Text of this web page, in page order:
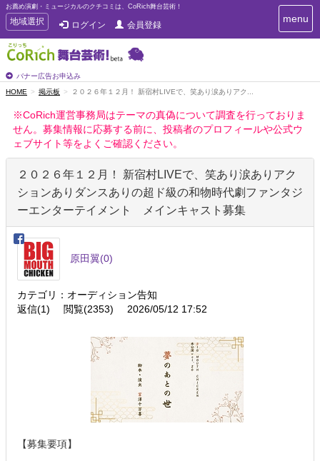
お薦め演劇・ミュージカルのクチコミは、CoRich舞台芸術！
T
o
g
g
e
n
地域選択 ログイン 会員登録
バナー広告お申込み
T
o
a
v
g
a
t
menu
HOME 掲示板 ２０２６年１２月！ 新宿村LIVEで、笑あり涙ありアク...
※CoRich運営事務局はテーマの真偽について調査を行っておりま
せん。募集情報に応募する前に、投稿者のプロフィールや公式ウ
ェブサイト等をよくご確認ください。
２０２６年１２月！ 新宿村LIVEで、笑あり涙ありアク
ションありダンスありの超ド級の和物時代劇ファンタジ
ーエンターテイメント メインキャスト募集
原田翼(0)
カテゴリ：オーディション告知
返信(1)
閲覧(2353) 2026/05/12 17:52
【募集要項】